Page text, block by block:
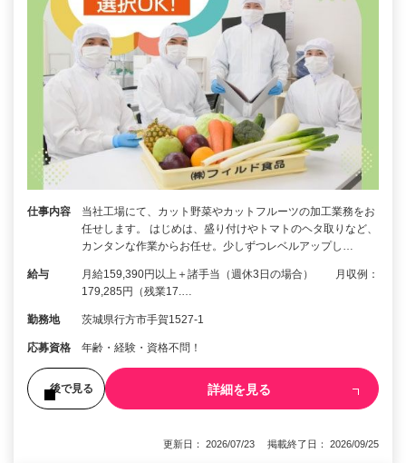
仕事内容
当社工場にて、カット野菜やカットフルーツの加工業務をお
任せします。 はじめは、盛り付けやトマトのヘタ取りなど、
カンタンな作業からお任せ。少しずつレベルアップし…
給与
月給159,390円以上＋諸手当（週休3日の場合） 月収例：
179,285円（残業17.…
勤務地 茨城県行方市手賀1527-1
応募資格 年齢・経験・資格不問！
後で見る 詳細を見る
更新日： 2026/07/23 掲載終了日： 2026/09/25